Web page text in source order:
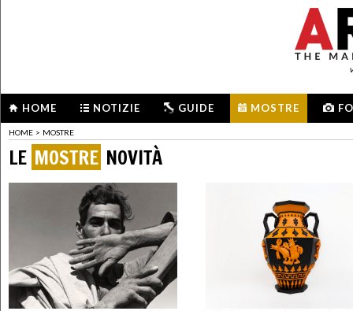
HOME NOTIZIE GUIDE MOSTRE
HOME > MOSTRE
LE MOSTRE NOVITÀ